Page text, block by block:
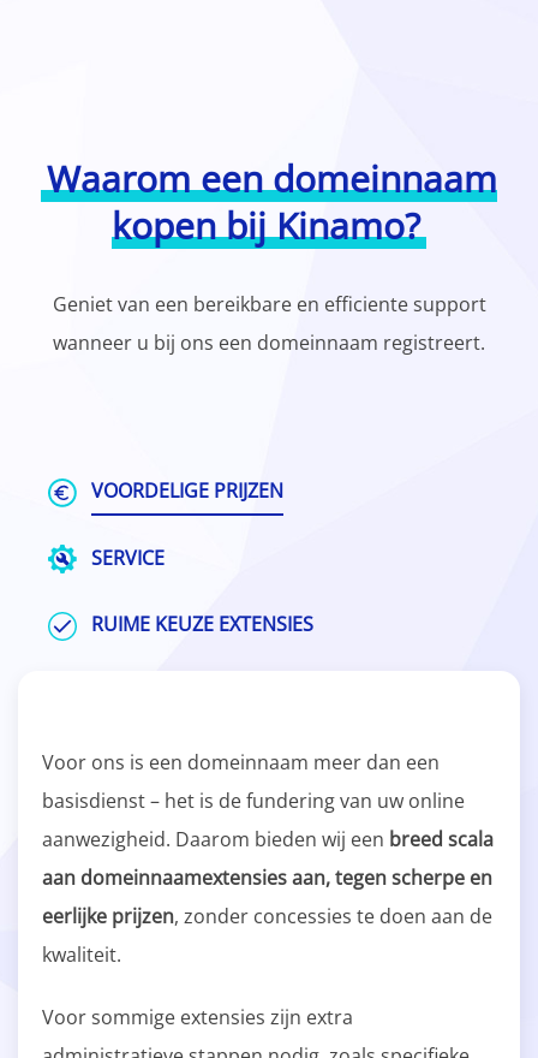
Waarom een domeinnaam
kopen bij Kinamo?
Geniet van een bereikbare en efficiente support
wanneer u bij ons een domeinnaam registreert.
VOORDELIGE PRIJZEN
SERVICE
RUIME KEUZE EXTENSIES
Voor ons is een domeinnaam meer dan een
basisdienst – het is de fundering van uw online
aanwezigheid. Daarom bieden wij een breed scala
aan domeinnaamextensies aan, tegen scherpe en
eerlijke prijzen, zonder concessies te doen aan de
kwaliteit.
Voor sommige extensies zijn extra